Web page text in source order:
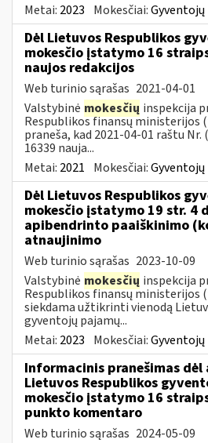
Metai: 2023 Mokesčiai:
Dėl Lietuvos Respublikos
mokesčio įstatymo 16
naujos redakcijos
Web turinio sąrašas 2021-04-01
Valstybinė mokesčių inspekcija
Respublikos finansų ministerijos
praneša, kad 2021-04-01 raštu Nr.
16339 nauja...
Metai: 2021 Mokesčiai:
Dėl Lietuvos Respublikos
mokesčio įstatymo 19 str. 4
apibendrinto paaiškinimo
atnaujinimo
Web turinio sąrašas 2023-10-09
Valstybinė mokesčių inspekcija
Respublikos finansų ministerijos
siekdama užtikrinti vienodą
gyventojų pajamų...
Metai: 2023 Mokesčiai:
Informacinis pranešimas
Lietuvos Respublikos
mokesčio įstatymo 16
punkto komentaro
Web turinio sąrašas 2024-05-09